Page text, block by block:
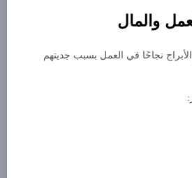
والمال
نجاحًا في العمل بسبب جديتهم